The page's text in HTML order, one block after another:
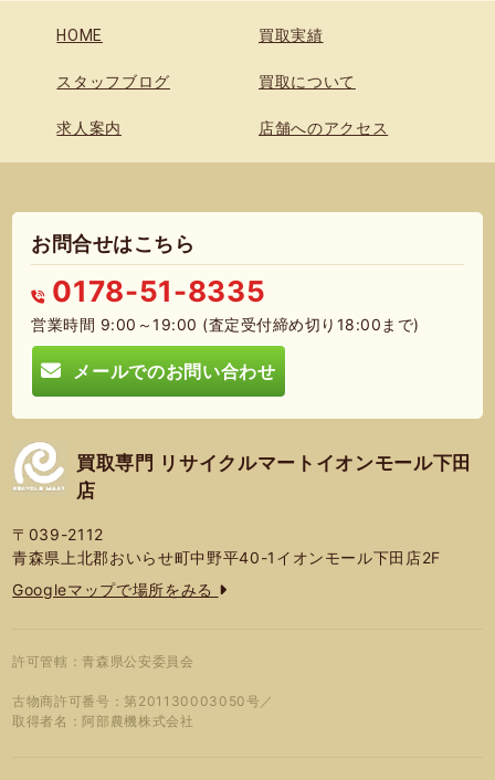
HOME 買取実績
スタッフブログ 買取について
求人案内 店舗へのアクセス
お問合せはこちら
0178-51-8335
営業時間 9:00～19:00 (査定受付締め切り18:00まで)
メールでのお問い合わせ
買取専門 リサイクルマートイオンモール下田
店
〒039-2112
青森県上北郡おいらせ町中野平40-1イオンモール下田店2F
Googleマップで場所をみる
許可管轄：青森県公安委員会
古物商許可番号：第201130003050号／
取得者名：阿部農機株式会社